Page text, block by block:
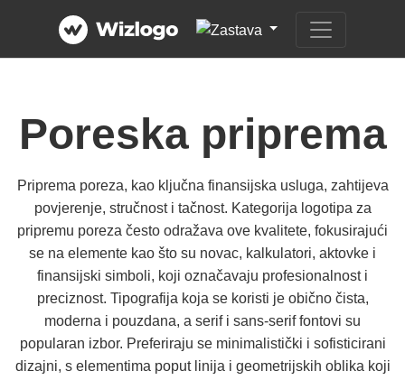
Poreska priprema
Priprema poreza, kao ključna finansijska usluga, zahtijeva
povjerenje, stručnost i tačnost. Kategorija logotipa za
pripremu poreza često odražava ove kvalitete, fokusirajući
se na elemente kao što su novac, kalkulatori, aktovke i
finansijski simboli, koji označavaju profesionalnost i
preciznost. Tipografija koja se koristi je obično čista,
moderna i pouzdana, a serif i sans-serif fontovi su
popularan izbor. Preferiraju se minimalistički i sofisticirani
dizajni, s elementima poput linija i geometrijskih oblika koji